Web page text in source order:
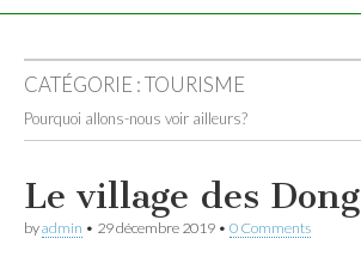
CATÉGORIE :TOURISME
Pourquoi allons-nous voir ailleurs?
Le village des Dong
byadmin • 29 décembre 2019 • 0 Comments